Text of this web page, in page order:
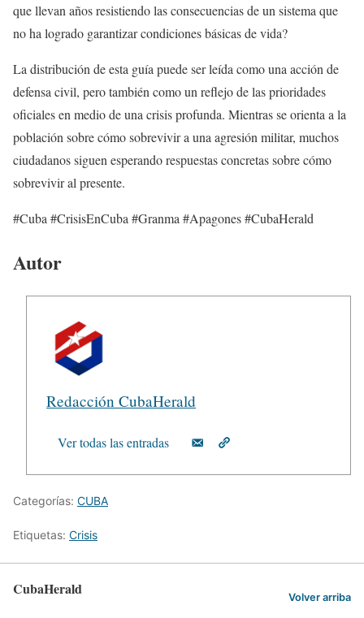
que llevan años resistiendo las consecuencias de un sistema que
no ha logrado garantizar condiciones básicas de vida?
La distribución de esta guía puede ser leída como una acción de
defensa civil, pero también como un reflejo de las prioridades
oficiales en medio de una crisis profunda. Mientras se orienta a la
población sobre cómo sobrevivir a una agresión militar, muchos
ciudadanos siguen esperando respuestas concretas sobre cómo
sobrevivir al presente.
#Cuba #CrisisEnCuba #Granma #Apagones #CubaHerald
Autor
Redacción CubaHerald
Ver todas las entradas
Categorías: CUBA
Etiquetas: Crisis
CubaHerald Volver arriba